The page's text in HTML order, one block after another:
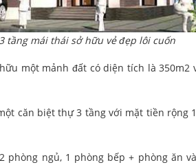
tầng mái thái sở hữu vẻ đẹp lôi cuốn
một mảnh đất có diện tích là
căn biệt thự 3 tầng với mặt tiền rộng
phòng ngủ, 1 phòng bếp + phòng ăn